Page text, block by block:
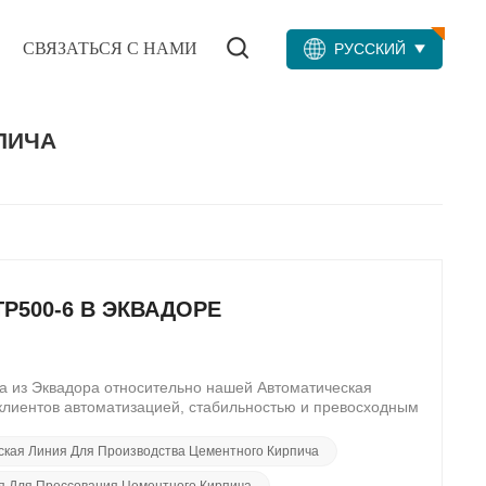
РУССКИЙ
СВЯЗАТЬСЯ С НАМИ
6 В ЭКВАДОРЕ
Эквадора относительно нашей Автоматическая
автоматизацией, стабильностью и превосходным
подчеркнул, как эта передовая технология
Линия Для Производства Цементного Кирпича